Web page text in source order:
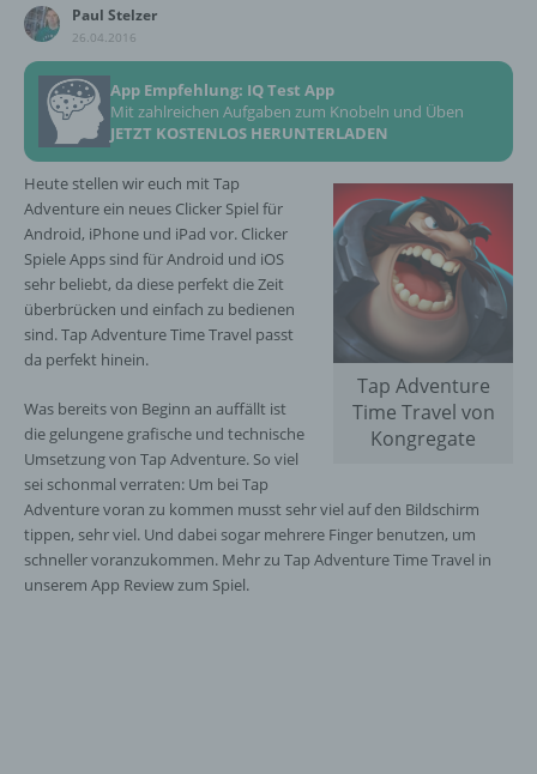
Paul Stelzer
26.04.2016
App Empfehlung: IQ Test App
Mit zahlreichen Aufgaben zum Knobeln und Üben
JETZT KOSTENLOS HERUNTERLADEN
Tap Adventure
Time Travel von
Kongregate
Heute stellen wir euch mit Tap
Adventure ein neues Clicker Spiel für
Android, iPhone und iPad vor. Clicker
Spiele Apps sind für Android und iOS
sehr beliebt, da diese perfekt die Zeit
überbrücken und einfach zu bedienen
sind. Tap Adventure Time Travel passt
da perfekt hinein.
Was bereits von Beginn an auffällt ist
die gelungene grafische und technische
Umsetzung von Tap Adventure. So viel
sei schonmal verraten: Um bei Tap
Adventure voran zu kommen musst sehr viel auf den Bildschirm
tippen, sehr viel. Und dabei sogar mehrere Finger benutzen, um
schneller voranzukommen. Mehr zu Tap Adventure Time Travel in
unserem App Review zum Spiel.